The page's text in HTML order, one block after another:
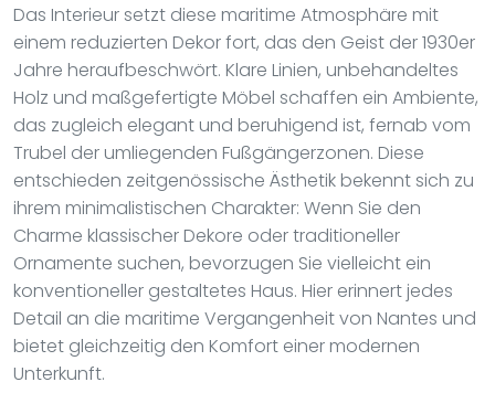
Das Interieur setzt diese maritime Atmosphäre mit
einem reduzierten Dekor fort, das den Geist der 1930er
Jahre heraufbeschwört. Klare Linien, unbehandeltes
Holz und maßgefertigte Möbel schaffen ein Ambiente,
das zugleich elegant und beruhigend ist, fernab vom
Trubel der umliegenden Fußgängerzonen. Diese
entschieden zeitgenössische Ästhetik bekennt sich zu
ihrem minimalistischen Charakter: Wenn Sie den
Charme klassischer Dekore oder traditioneller
Ornamente suchen, bevorzugen Sie vielleicht ein
konventioneller gestaltetes Haus. Hier erinnert jedes
Detail an die maritime Vergangenheit von Nantes und
bietet gleichzeitig den Komfort einer modernen
Unterkunft.